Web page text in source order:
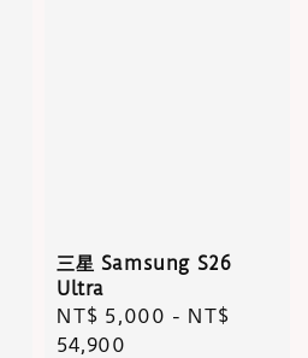
三星 Samsung S26
Ultra
Regular
price
NT$ 5,000 - NT$
54,900